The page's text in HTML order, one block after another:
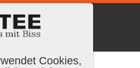
Cookies,